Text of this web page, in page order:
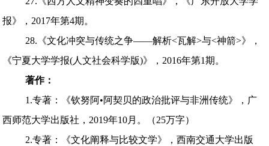
报》，2017年第4期。
28.《文化冲突与传统之争——解析<瓦解>与<神箭>》，
《宁夏大学学报(人文社会科学版)》，2016年第1期。
著作：
1.专著：《钦努阿•阿契贝的政治批评与非洲传统》，广
西师范大学出版社，2019年10月。（25万字）
2.专著：《文化阐释与比较文学》，西南交通大学出版